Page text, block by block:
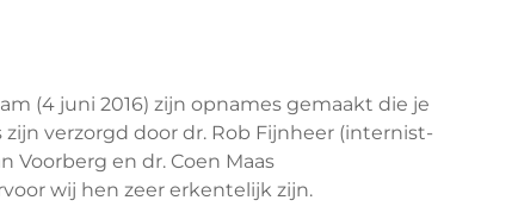
(4 juni 2016) zijn opnames gemaakt die je
verzorgd door dr. Rob Fijnheer (internist-
Voorberg en dr. Coen Maas
wij hen zeer erkentelijk zijn.